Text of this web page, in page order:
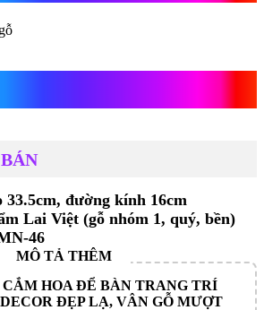
đường kính 16cm
Lai Việt (gỗ nhóm 1, quý, bền)
46
HOA ĐỂ BÀN TRANG TRÍ
ĐẸP LẠ, VÂN GỖ MƯỢT